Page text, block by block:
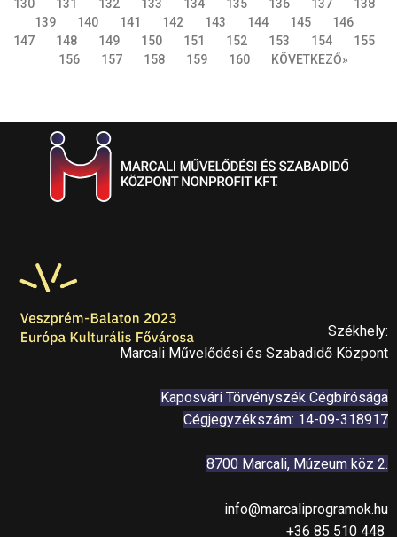
130
131 132 133 134 135 136 137
138
139
140 141 142 143 144 145
146
147
148 149 150 151 152 153 154
155
156
157 158 159 160 KÖVETKEZŐ»
Székhely:
Marcali Művelődési és Szabadidő Központ
Kaposvári Törvényszék Cégbírósága
Cégjegyzékszám: 14-09-318917
8700 Marcali, Múzeum köz 2.
info@marcaliprogramok.hu
+36 85 510 448